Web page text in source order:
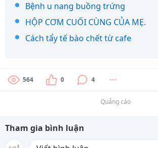
Bệnh u nang buồng trứng
HỘP CƠM CUỐI CÙNG CỦA MẸ.
Cách tẩy tế bào chết từ cafe
564 0 4
Quảng cáo
Tham gia bình luận